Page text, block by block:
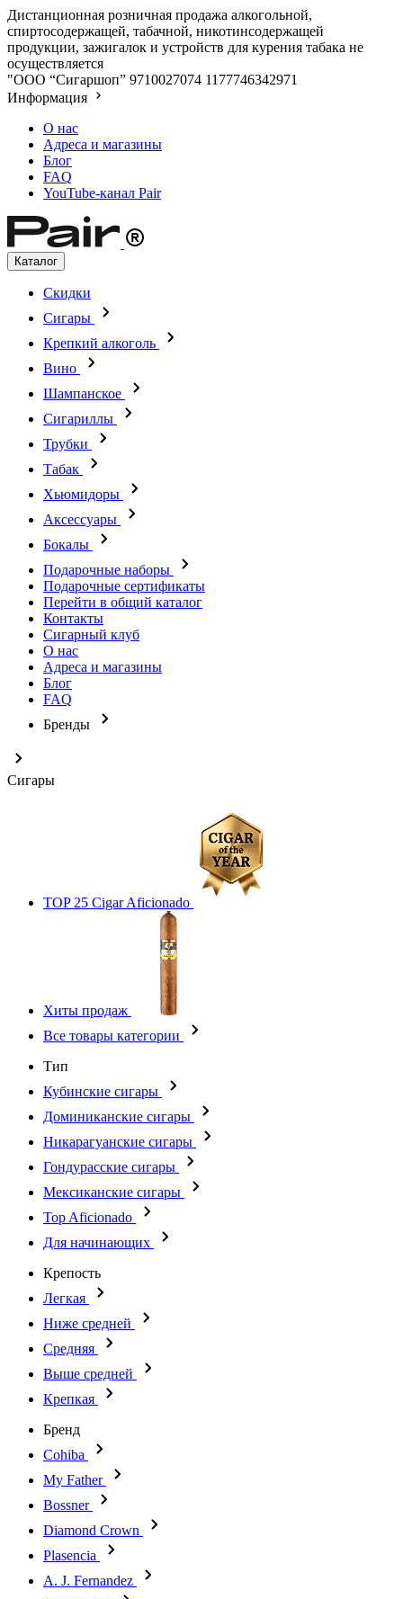
Дистанционная розничная продажа алкогольной,
спиртосодержащей, табачной, никотинсодержащей
продукции, зажигалок и устройств для курения табака не
осуществляется
"ООО “Сигаршоп” 9710027074 1177746342971
Информация
О нас
Адреса и магазины
Блог
FAQ
YouTube-канал Pair
Каталог
Скидки
Сигары
Крепкий алкоголь
Вино
Шампанское
Сигариллы
Трубки
Табак
Хьюмидоры
Аксессуары
Бокалы
Подарочные наборы
Подарочные сертификаты
Перейти в общий каталог
Контакты
Сигарный клуб
О нас
Адреса и магазины
Блог
FAQ
Бренды
Сигары
TOP 25 Cigar Aficionado
Хиты продаж
Все товары категории
Тип
Кубинские сигары
Доминиканские сигары
Никарагуанские сигары
Гондурасские сигары
Мексиканские сигары
Top Aficionado
Для начинающих
Крепость
Легкая
Ниже средней
Средняя
Выше средней
Крепкая
Бренд
Cohiba
My Father
Bossner
Diamond Crown
Plasencia
A. J. Fernandez